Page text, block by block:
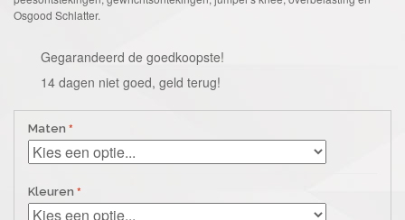
Osgood Schlatter.
Gegarandeerd de goedkoopste!
14 dagen niet goed, geld terug!
Maten
Kleuren